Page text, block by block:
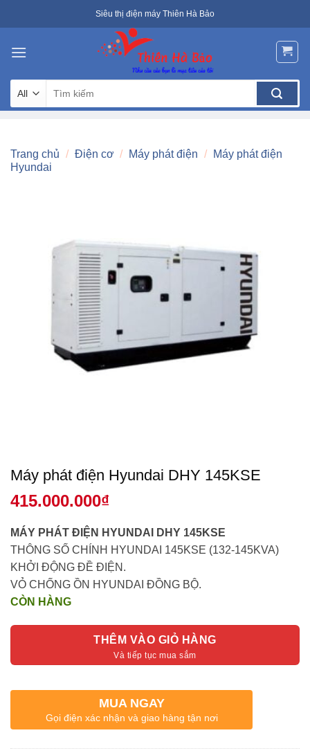
to
Siêu thị điện máy Thiên Hà Bảo
kiếm:
Trang chủ / Điện cơ / Máy phát điện /
Máy phát điện
Hyundai
Máy phát điện Hyundai DHY 145KSE
415.000.000₫
MÁY PHÁT ĐIỆN HYUNDAI DHY 145KSE
THÔNG SỐ CHÍNH HYUNDAI 145KSE (132-145KVA)
KHỞI ĐỘNG ĐỀ ĐIỆN.
VỎ CHỐNG ỒN HYUNDAI ĐỒNG BỘ.
CÒN HÀNG
THÊM VÀO GIỎ HÀNG
MUA NGAY
Gọi điện xác nhận và giao hàng tận nơi